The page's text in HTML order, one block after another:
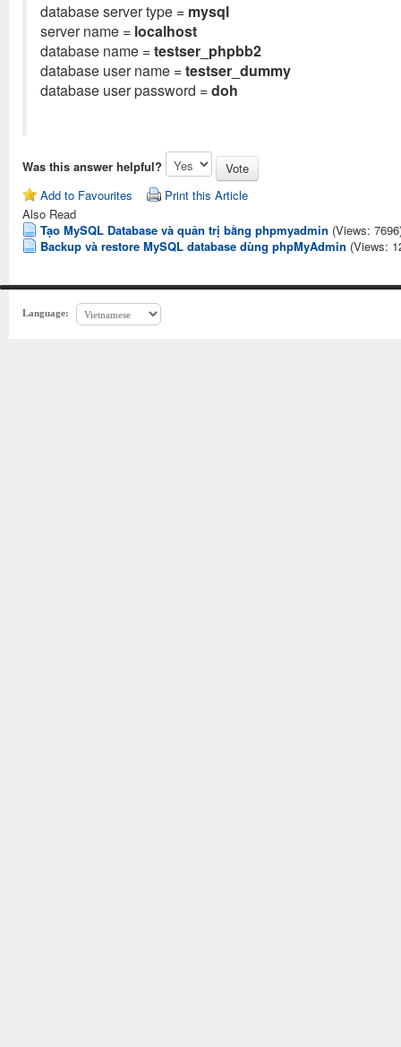
database server type = mysql
server name = localhost
database name =testser_phpbb2
database user name =testser_dummy
database user password =doh
Was this answer helpful?
Add to Favourites
Print this Article
Also Read
Tạo MySQL Database và quản trị bằng phpmyadmin (Views:
Backup và restore MySQL database dùng phpMyAdmin (Views:
Language: